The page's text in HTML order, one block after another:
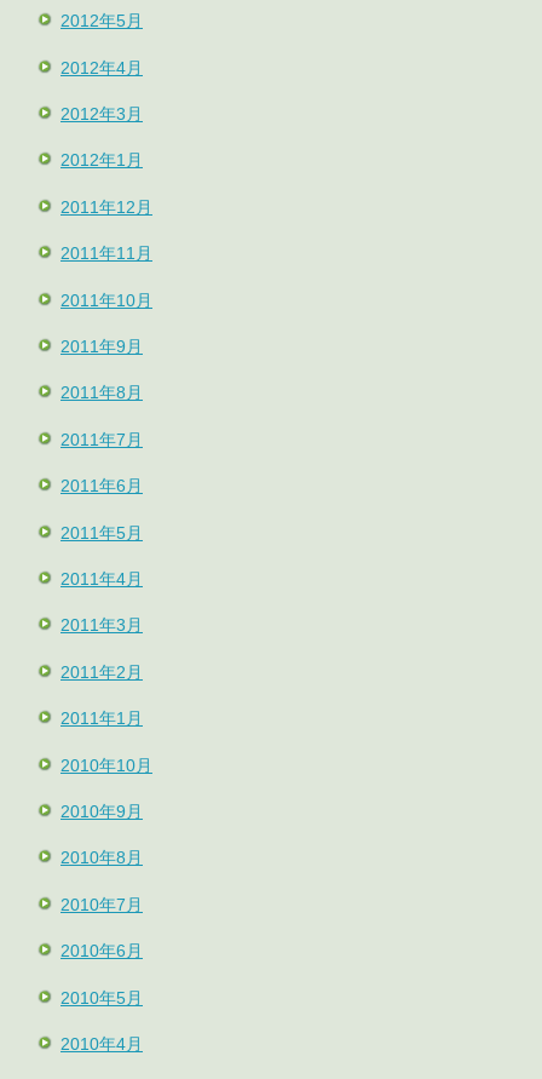
2012年5月
2012年4月
2012年3月
2012年1月
2011年12月
2011年11月
2011年10月
2011年9月
2011年8月
2011年7月
2011年6月
2011年5月
2011年4月
2011年3月
2011年2月
2011年1月
2010年10月
2010年9月
2010年8月
2010年7月
2010年6月
2010年5月
2010年4月